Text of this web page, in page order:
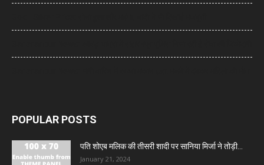
POPULAR POSTS
पति शोएब मलिक की तीसरी शादी पर सानिया मिर्जा ने तोड़ी...
January 21, 2024